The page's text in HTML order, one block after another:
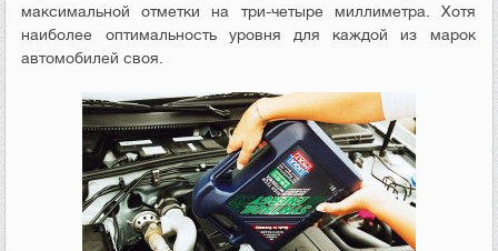
максимальной отметки на три-четыре миллиметра. Хотя
наиболее оптимальность уровня для каждой из марок
автомобилей своя.